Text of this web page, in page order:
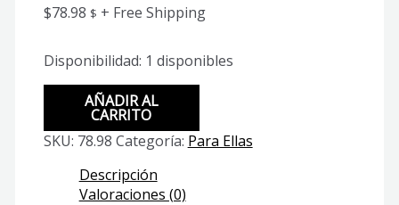
$78.98 $ + Free Shipping
Disponibilidad: 1 disponibles
1308SG-
7AV
cantidad
AÑADIR AL
CARRITO
SKU: 78.98 Categoría: Para Ellas
Descripción
Valoraciones (0)